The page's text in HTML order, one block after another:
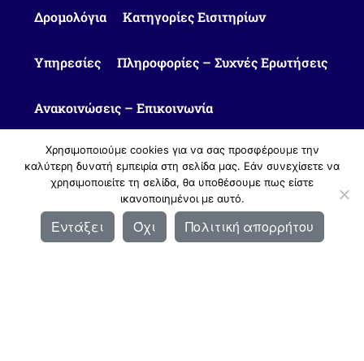
Δρομολόγια Κατηγορίες Εισιτηρίων
Υπηρεσίες Πληροφορίες – Συχνές Ερωτήσεις
Ανακοινώσεις – Επικοινωνία
© 2010 - 2026 Υπεραστικό ΚΤΕΛ Καστοριάς ΑΕ |
Πολιτική Απορρήτου
Σχεδιασμός & Ανάπτυξη:ΙΜΕ Πληροφορική
Χρησιμοποιούμε cookies για να σας προσφέρουμε την
καλύτερη δυνατή εμπειρία στη σελίδα μας. Εάν συνεχίσετε να
χρησιμοποιείτε τη σελίδα, θα υποθέσουμε πως είστε
ικανοποιημένοι με αυτό.
Εντάξει Όχι Πολιτική απορρήτου